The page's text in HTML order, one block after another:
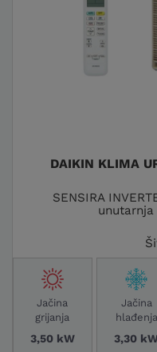
DAIKIN KLIMA
SENSIRA
Jačina
grijanja
3,50 kW
Jačina
hlađenja
3,30